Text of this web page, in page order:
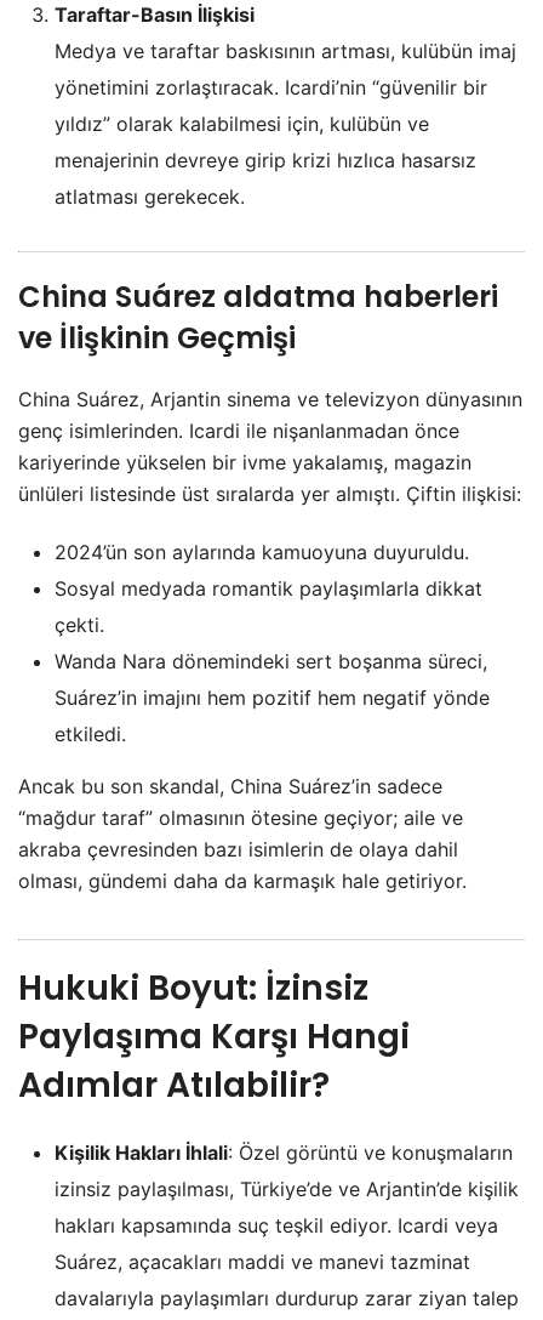
Taraftar-Basın İlişkisi
Medya ve taraftar baskısının artması, kulübün imaj
yönetimini zorlaştıracak. Icardi’nin “güvenilir bir
yıldız” olarak kalabilmesi için, kulübün ve
menajerinin devreye girip krizi hızlıca hasarsız
atlatması gerekecek.
China Suárez aldatma haberleri
ve İlişkinin Geçmişi
China Suárez, Arjantin sinema ve televizyon dünyasının
genç isimlerinden. Icardi ile nişanlanmadan önce
kariyerinde yükselen bir ivme yakalamış, magazin
ünlüleri listesinde üst sıralarda yer almıştı. Çiftin ilişkisi:
2024’ün son aylarında kamuoyuna duyuruldu.
Sosyal medyada romantik paylaşımlarla dikkat
çekti.
Wanda Nara dönemindeki sert boşanma süreci,
Suárez’in imajını hem pozitif hem negatif yönde
etkiledi.
Ancak bu son skandal, China Suárez’in sadece
“mağdur taraf” olmasının ötesine geçiyor; aile ve
akraba çevresinden bazı isimlerin de olaya dahil
olması, gündemi daha da karmaşık hale getiriyor.
Hukuki Boyut: İzinsiz
Paylaşıma Karşı Hangi
Adımlar Atılabilir?
Kişilik Hakları İhlali: Özel görüntü ve konuşmaların
izinsiz paylaşılması, Türkiye’de ve Arjantin’de kişilik
hakları kapsamında suç teşkil ediyor. Icardi veya
Suárez, açacakları maddi ve manevi tazminat
davalarıyla paylaşımları durdurup zarar ziyan talep